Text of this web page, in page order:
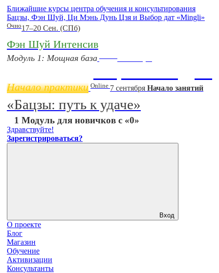
Ближайшие курсы центра обучения и консультирования
Бацзы, Фэн Шуй, Ци Мэнь Дунь Цзя и Выбор дат «Mingli»
Очно17–20 Сен. (СПб)
Фэн Шуй Интенсив
Модуль 1: Мощная база
Начало практики Online 7 сентября Начало занятий
«Бацзы: путь к удаче»
1 Модуль для новичков с «0»
Здравствуйте!
Зарегистрироваться?
Вход
О проекте
Блог
Магазин
Обучение
Активизации
Консультанты